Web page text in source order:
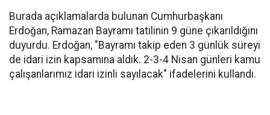
Burada açıklamalarda bulunan Cumhurbaşkanı
Erdoğan, Ramazan Bayramı tatilinin 9 güne çıkarıldığını
duyurdu. Erdoğan, "Bayramı takip eden 3 günlük süreyi
de idari izin kapsamına aldık. 2-3-4 Nisan günleri kamu
çalışanlarımız idari izinli sayılacak" ifadelerini kullandı.